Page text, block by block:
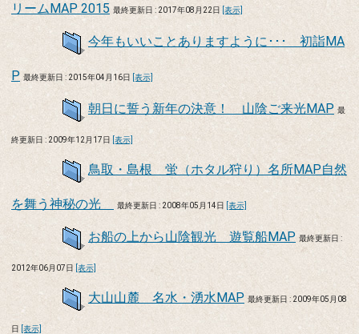
リームMAP 2015 最終更新日 : 2017年08月22日 [表示]
今年もいいことありますように･･･ 初詣MA
P 最終更新日 : 2015年04月16日 [表示]
朝日に誓う新年の決意！ 山陰ご来光MAP 最
終更新日 : 2009年12月17日 [表示]
鳥取・島根 蛍（ホタル狩り）名所MAP自然
を舞う神秘の光 最終更新日 : 2008年05月14日 [表示]
お船の上から山陰観光 遊覧船MAP 最終更新日 :
2012年06月07日 [表示]
大山山麓 名水・湧水MAP 最終更新日 : 2009年05月08
日 [表示]